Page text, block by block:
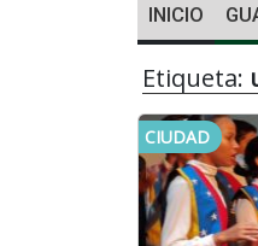
INICIO
Etiqueta:
CIUDAD